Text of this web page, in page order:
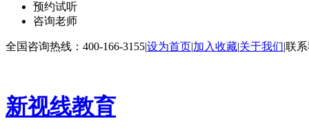
预约试听
咨询老师
全国咨询热线：400-166-3155|设为首页|加入收藏|关于我们|联
新视线教育